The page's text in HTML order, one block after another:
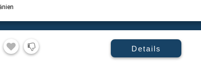
Details